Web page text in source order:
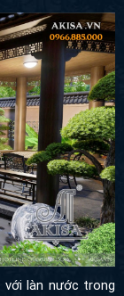
với làn nước trong